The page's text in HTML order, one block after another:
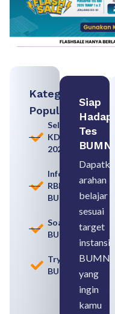
Kategori
Populer
Seleksi
KDKMP
2026
Informasi
RBB
BUMN
Soal
BUMN
Tryout
BUMN
Siap
Hadapi
Tes
BUMN
Dapatkan
arahan
belajar
sesuai
target
instansi
BUMN
yang
ingin
kamu